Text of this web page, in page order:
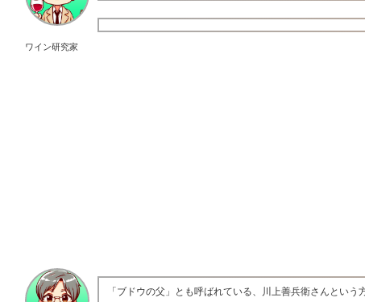
ワイン研究家
「ブドウの父」とも呼ばれている、川上善兵衛さんとい